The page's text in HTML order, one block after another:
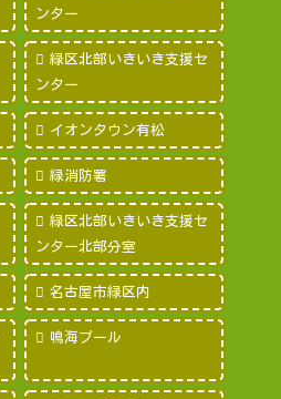
ンター
緑区北部いきいき支援セ
ンター
イオンタウン有松
緑消防署
緑区北部いきいき支援セ
ンター北部分室
名古屋市緑区内
鳴海プール